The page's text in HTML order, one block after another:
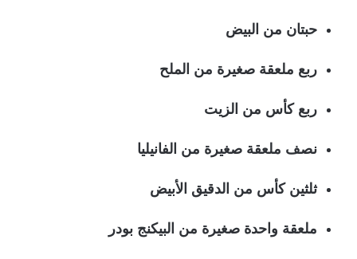
حبتان من البيض
ربع ملعقة صغيرة من الملح
ربع كأس من الزيت
نصف ملعقة صغيرة من الفانيليا
ثلثين كأس من الدقيق الأبيض
ملعقة واحدة صغيرة من البيكنج بودر